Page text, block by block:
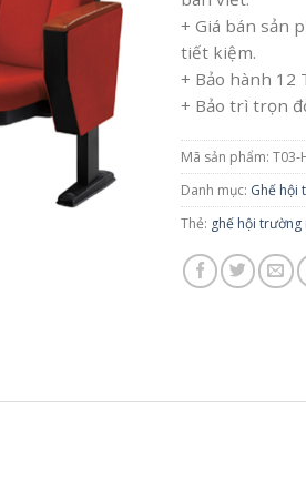
+ Giá bán sản
tiết kiệm.
+ Bảo hành 12
+ Bảo trì trọn
Mã sản phẩm:T03-
Danh mục: Ghế hội
Thẻ: ghế hội trường